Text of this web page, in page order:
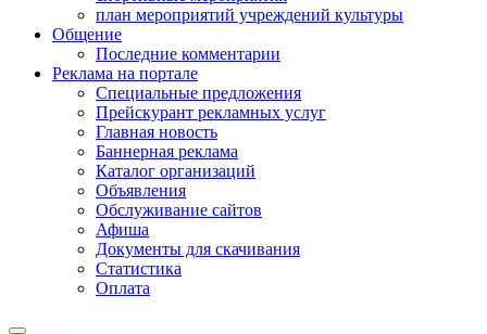
план мероприятий учреждений культуры
Общение
Последние комментарии
Реклама на портале
Специальные предложения
Прейскурант рекламных услуг
Главная новость
Баннерная реклама
Каталог организаций
Объявления
Обслуживание сайтов
Афиша
Документы для скачивания
Статистика
Оплата